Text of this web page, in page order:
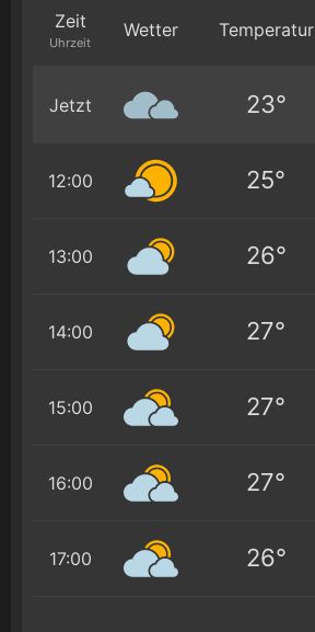
Zeit
Uhrzeit
Wetter Temperatur
Jetzt 23°
12:00 25°
13:00 26°
14:00 27°
15:00 27°
16:00 27°
17:00 26°